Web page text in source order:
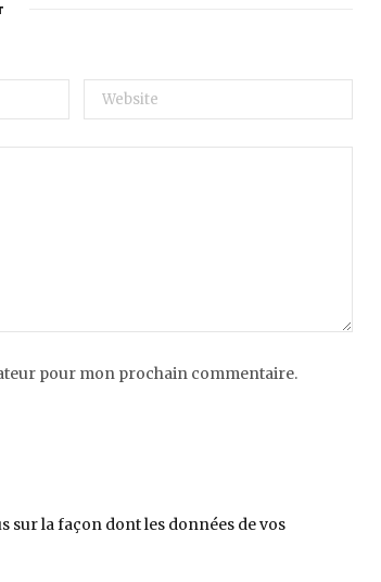
pour mon prochain commentaire.
sur la façon dont les données de vos